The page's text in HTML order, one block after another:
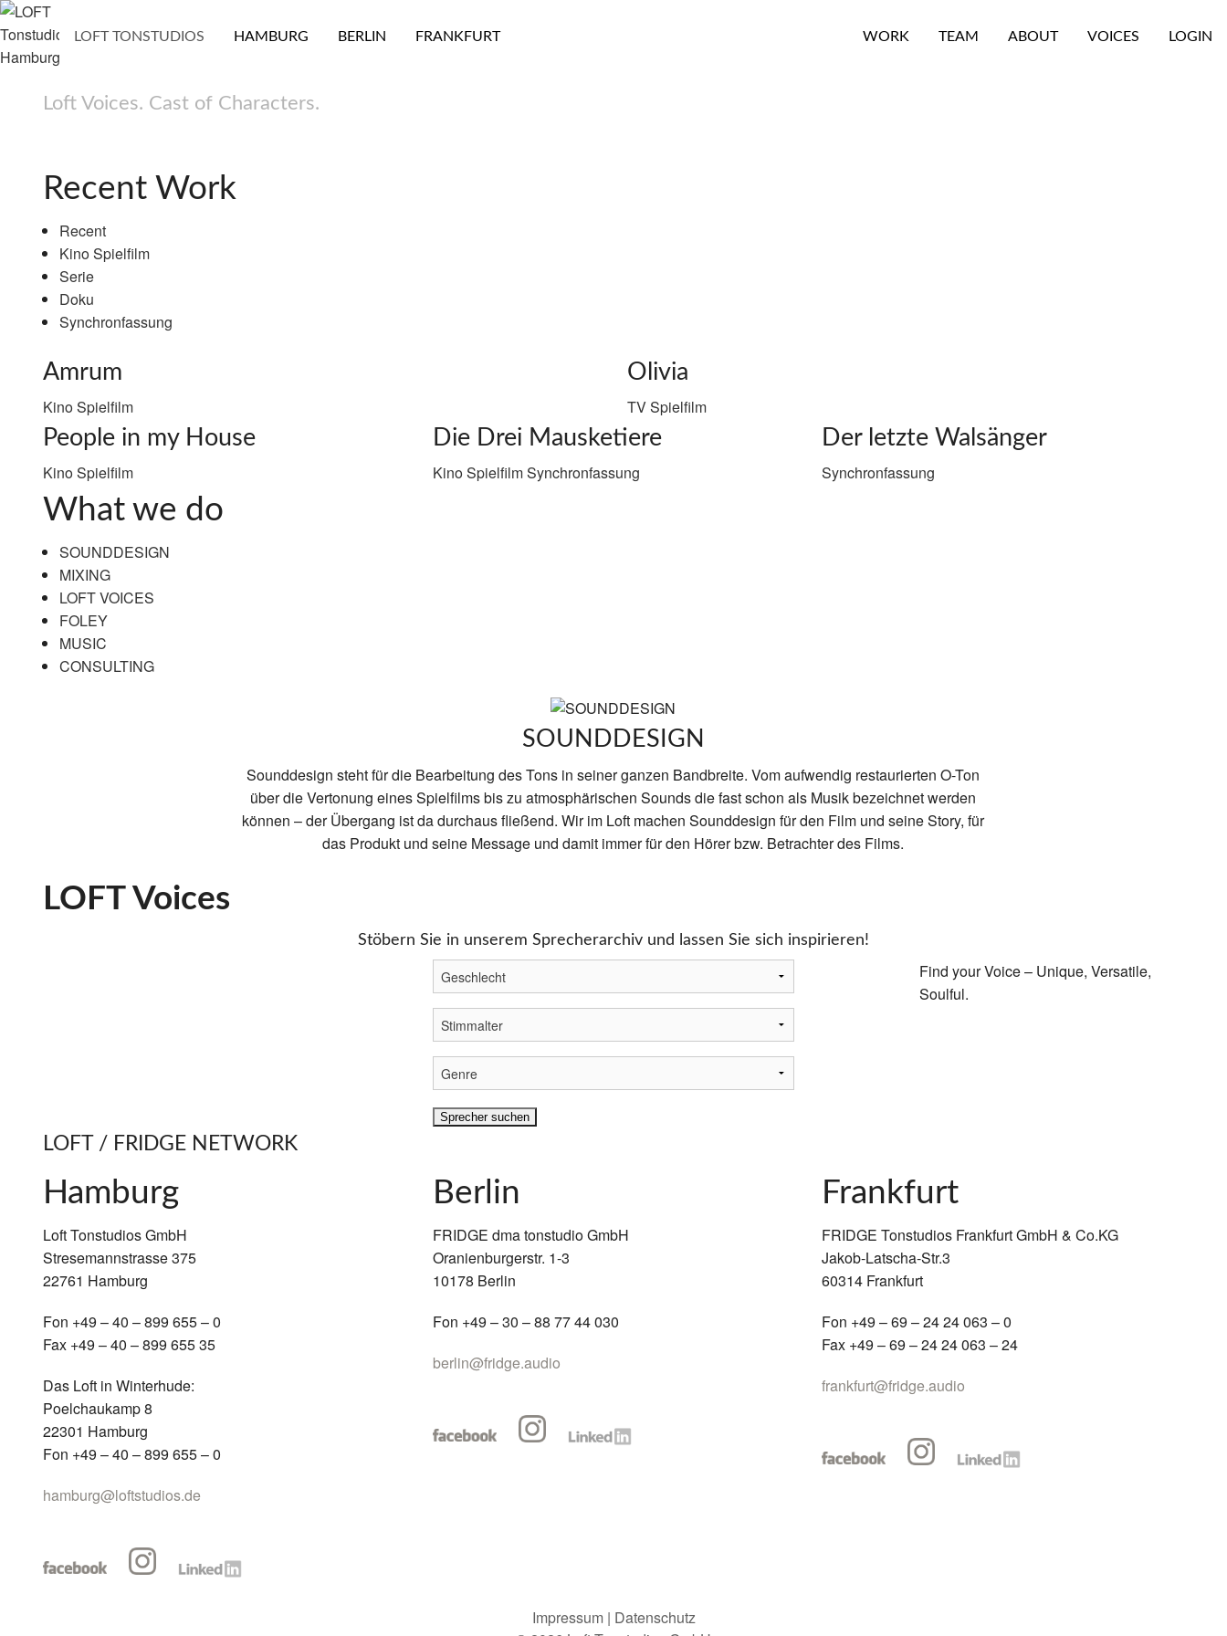
Tonstudios
Hamburg
LOFT TONSTUDIOS HAMBURG BERLIN FRANKFURT WORK TEAM ABOUT VOICES LOGIN
Loft Voices. Cast of Characters.
Recent Work
Recent
Kino Spielfilm
Serie
Doku
Synchronfassung
Amrum
Kino Spielfilm
Olivia
TV Spielfilm
People in my House
Kino Spielfilm
Die Drei Mausketiere
Kino Spielfilm Synchronfassung
Der letzte Walsänger
Synchronfassung
What we do
SOUNDDESIGN
MIXING
LOFT VOICES
FOLEY
MUSIC
CONSULTING
SOUNDDESIGN
Sounddesign steht für die Bearbeitung des Tons in seiner ganzen Bandbreite. Vom aufwendig restaurierten O-Ton
über die Vertonung eines Spielfilms bis zu atmosphärischen Sounds die fast schon als Musik bezeichnet werden
können – der Übergang ist da durchaus fließend. Wir im Loft machen Sounddesign für den Film und seine Story, für
das Produkt und seine Message und damit immer für den Hörer bzw. Betrachter des Films.
LOFTVoices
Stöbern Sie in unserem Sprecherarchiv und lassen Sie sich inspirieren!
Find your Voice – Unique, Versatile,
Soulful.
LOFT / FRIDGE NETWORK
Hamburg
Loft Tonstudios GmbH
Stresemannstrasse 375
22761 Hamburg
Fon +49 – 40 – 899 655 – 0
Fax +49 – 40 – 899 655 35
Das Loft in Winterhude:
Poelchaukamp 8
22301 Hamburg
Fon +49 – 40 – 899 655 – 0
hamburg@loftstudios.de
Berlin
FRIDGE dma tonstudio GmbH
Oranienburgerstr. 1-3
10178 Berlin
Fon +49 – 30 – 88 77 44 030
berlin@fridge.audio
Frankfurt
FRIDGE Tonstudios Frankfurt GmbH & Co.KG
Jakob-Latscha-Str.3
60314 Frankfurt
Fon +49 – 69 – 24 24 063 – 0
Fax +49 – 69 – 24 24 063 – 24
frankfurt@fridge.audio
Impressum | Datenschutz